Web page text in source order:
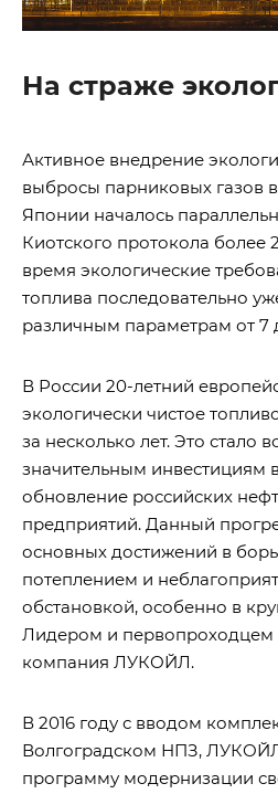
На страже
Активное внедрение
выбросы парниковых газов
Японии началось
Киотского протокола более
время экологические
топлива последовательно
различным параметрам от 7
В России 20-летний
экологически чистое
за несколько лет. Это стало
значительным инвестициям
обновление российских
предприятий. Данный
основных достижений в
потеплением и
обстановкой, особенно в
Лидером и первопроходцем
компания ЛУКОЙЛ.
В 2016 году с вводом
Волгоградском НПЗ,
программу модернизации